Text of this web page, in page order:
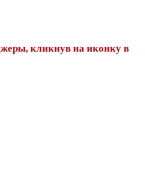
кликнув на иконку в